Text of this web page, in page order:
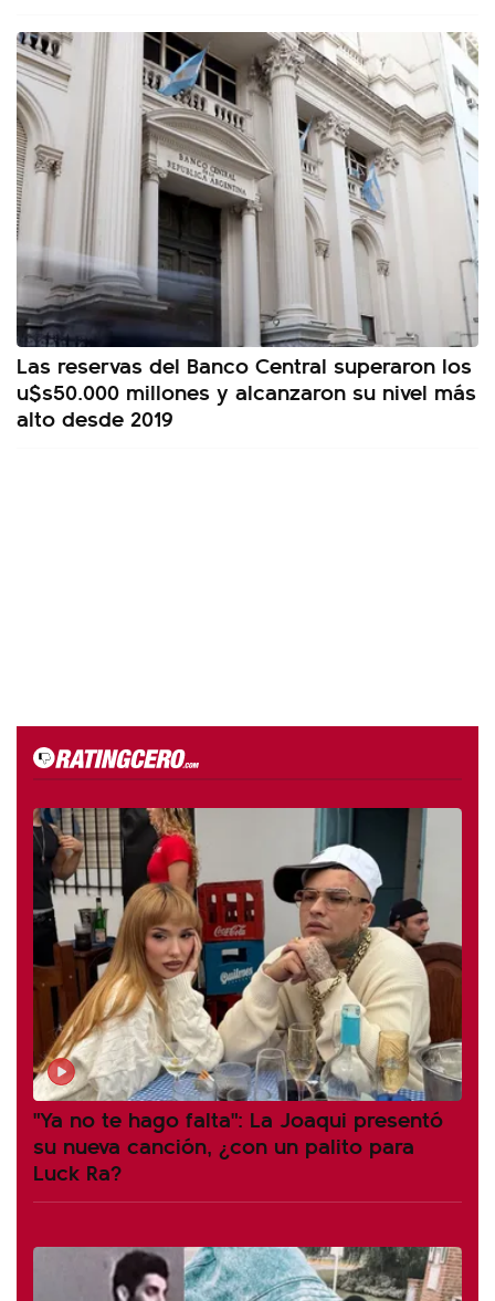
Las reservas del Banco Central superaron los
u$s50.000 millones y alcanzaron su nivel más
alto desde 2019
"Ya no te hago falta": La Joaqui presentó
su nueva canción, ¿con un palito para
Luck Ra?